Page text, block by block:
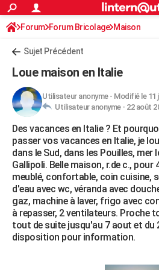
ACTUALITÉS
Politique
Société
Faits Divers
Education
Monde
Villes
+
FINANCE
Retraite
Impôts
Epargne
Immobilier
Risques naturels par ville
Banque
Assurance
Crédit
AUTO
Essais
Réserver un essai
Citadines
Berlines
SUV
Forum auto
+HIGH-TECH
Mobiles
Meilleur smartphone
Internet
Ordinateurs
Jeux vidéo
Guide high-tech
+BRICOLAGE
Forum
Aménagement intérieur
Extérieur
Cuisine
Salle de bains
Jardinage
Rangement
WEEK-END
Guides de France
Escapades
Patrimoine
Expositions
Musées
Week-end nature
+LIFESTYLE
Art de vivre
Bien-être
Loisirs
ModeModes de vie
SANTE
S'inscrire
Connexion
Forum Forum Bricolage Maison
Sujet Précédent
Loue maison en Italie
Utilisateur anonyme- Modifié le 11
Utilisateur anonyme - 22 août
Des vacances en Italie ? Et
passer vos vacances en Italie, je
dans le Sud, dans les Pouilles, mer
Gallipoli. Belle maison, r.de c.,
meublé, confortable, coin cuisine,
d'eau avec wc, véranda avec
gaz, machine à laver, frigo avec
à repasser, 2 ventilateurs. Proche
tout de suite jusqu'au 7 aout et du
disposition pour information.